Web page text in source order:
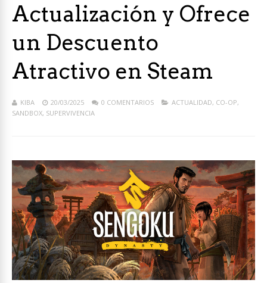
Actualización y Ofrece
un Descuento
Atractivo en Steam
KIBA 20/03/2025 0 COMENTARIOS ACTUALIDAD, CO-OP,
SANDBOX, SUPERVIVENCIA